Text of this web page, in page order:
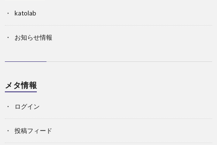
katolab
お知らせ情報
メタ情報
ログイン
投稿フィード